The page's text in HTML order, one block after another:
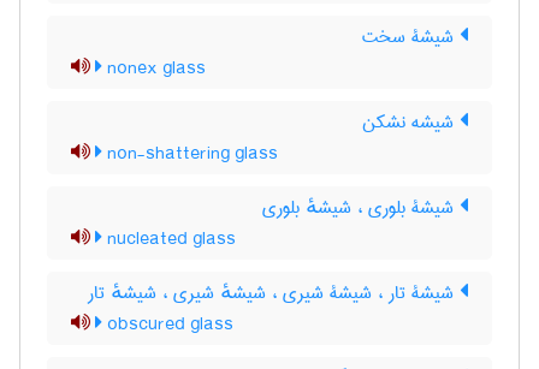
شیشۀ سخت
nonex glass
شیشه نشکن
non-shattering glass
شیشۀ بلوری ، شیشهٔ بلوری
nucleated glass
شیشۀ تار ، شیشۀ شیری ، شیشهٔ شیری ، شیشهٔ تار
obscured glass